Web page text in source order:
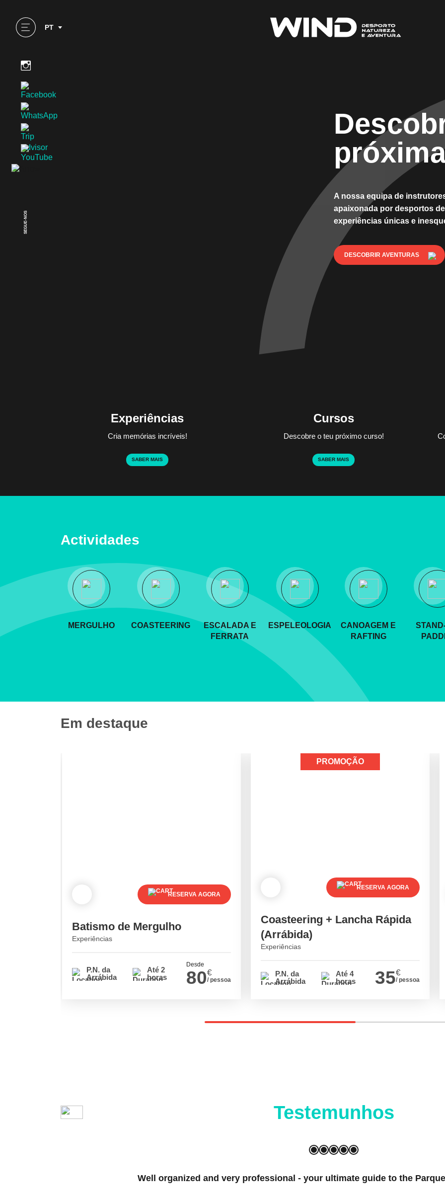
PT
SEGUE-NOS
A nossa equipa de
apaixonada por desportos
experiências únicas e
DESCOBRIR AVENTURAS
Experiências
Cria memórias incríveis!
SABER MAIS
Cursos
Descobre o teu próximo curso!
SABER MAIS
Actividades
MERGULHO COASTEERING
ESCALADA E
FERRATA
ESPELEOLOGIA
CANOAGEM E
RAFTING
Em destaque
RESERVA AGORA
Batismo de Mergulho
Experiências
P.N. da
Arrábida
Até 2
horas
Desde
80€
/ pessoa
PROMOÇÃO
RESERVA AGORA
Coasteering + Lancha Rápida
(Arrábida)
Experiências
P.N. da
Arrábida
Até 4
horas
35€
/ pessoa
Testemunhos
Well organized and very professional - your ultimate guide to the